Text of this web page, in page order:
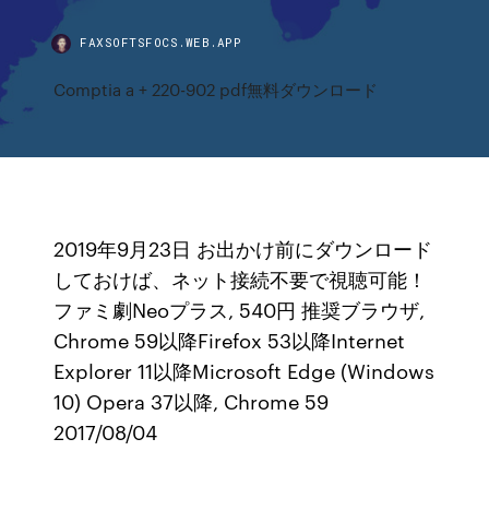
FAXSOFTSFOCS.WEB.APP
Comptia a + 220-902 pdf無料ダウンロード
2019年9月23日 お出かけ前にダウンロード
しておけば、ネット接続不要で視聴可能！
ファミ劇Neoプラス, 540円 推奨ブラウザ,
Chrome 59以降Firefox 53以降Internet
Explorer 11以降Microsoft Edge (Windows
10) Opera 37以降, Chrome 59
2017/08/04